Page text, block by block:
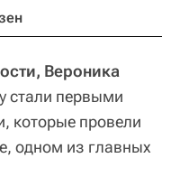
Вероника
стали первыми
которые провели
одном из главных